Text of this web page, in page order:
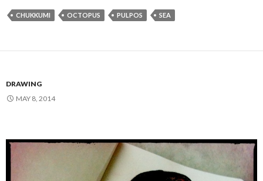
CHUKKUMI OCTOPUS PULPOS SEA
DRAWING
MAY 8, 2014